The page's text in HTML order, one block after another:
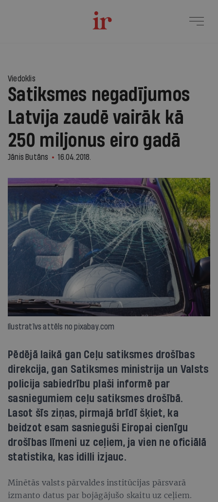
Viedoklis
Satiksmes negadījumos
Latvija zaudē vairāk kā
250 miljonus eiro gadā
Jānis Butāns 16.04.2018.
Ilustratīvs attēls no pixabay.com
Pēdējā laikā gan Ceļu satiksmes drošības
direkcija, gan Satiksmes ministrija un Valsts
policija sabiedrību plaši informē par
sasniegumiem ceļu satiksmes drošībā.
Lasot šīs ziņas, pirmajā brīdī šķiet, ka
beidzot esam sasnieguši Eiropai cienīgu
drošības līmeni uz ceļiem, ja vien ne oficiālā
statistika, kas idilli izjauc.
Minētās valsts pārvaldes institūcijas pārsvarā
izmanto datus par bojāgājušo skaitu uz ceļiem.